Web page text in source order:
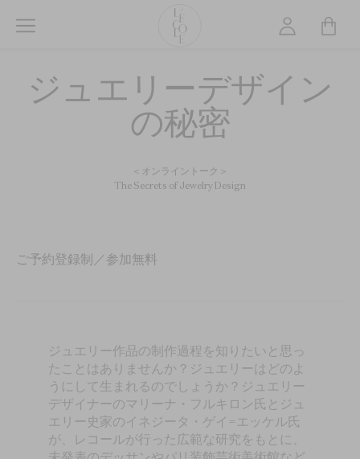
School
Jewelry
Arts
ジュエリーデザイン
の秘密
＜オンライントーク＞
The Secrets of Jewelry Design
ご予約登録制／参加無料
ジュエリー作品の制作過程を知りたいと思っ
たことはありませんか？ジュエリーはどのよ
うにして生まれるのでしょうか？ジュエリー
デザイナーのマリーナ・フルキロン氏とジュ
エリー史家のイネジータ・ゲイ=エッケル氏
が、レコールが行った広範な研究をもとに、